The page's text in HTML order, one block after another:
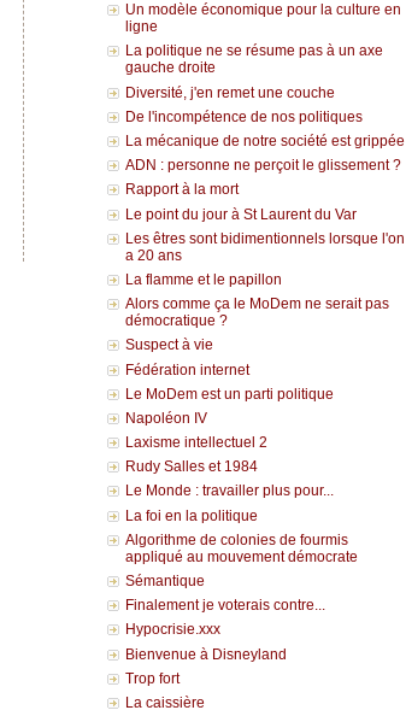
Un modèle économique pour la culture en
ligne
La politique ne se résume pas à un axe
gauche droite
Diversité, j'en remet une couche
De l'incompétence de nos politiques
La mécanique de notre société est grippée
ADN : personne ne perçoit le glissement ?
Rapport à la mort
Le point du jour à St Laurent du Var
Les êtres sont bidimentionnels lorsque l'on
a 20 ans
La flamme et le papillon
Alors comme ça le MoDem ne serait pas
démocratique ?
Suspect à vie
Fédération internet
Le MoDem est un parti politique
Napoléon IV
Laxisme intellectuel 2
Rudy Salles et 1984
Le Monde : travailler plus pour...
La foi en la politique
Algorithme de colonies de fourmis
appliqué au mouvement démocrate
Sémantique
Finalement je voterais contre...
Hypocrisie.xxx
Bienvenue à Disneyland
Trop fort
La caissière